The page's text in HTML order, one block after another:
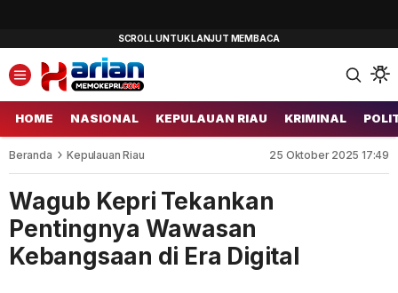
HOME NASIONAL KEPULAUAN RIAU KRIMINAL
Beranda Kepulauan Riau 25 Oktober 2025 17:49
Wagub Kepri Tekankan
Pentingnya Wawasan
Kebangsaan di Era Digital